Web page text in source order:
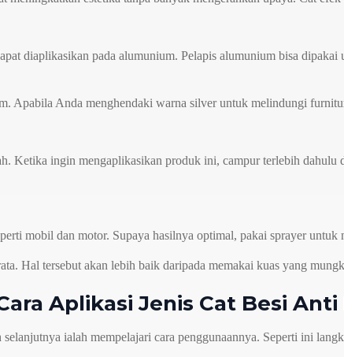
diaplikasikan pada alumunium. Pelapis alumunium bisa
Apabila Anda menghendaki warna silver untuk melindungi
Ketika ingin mengaplikasikan produk ini, campur terlebih dahulu
mobil dan motor. Supaya hasilnya optimal, pakai sprayer
Hal tersebut akan lebih baik daripada memakai kuas yang
Aplikasi Jenis Cat Besi Anti
ialah mempelajari cara penggunaannya. Seperti ini